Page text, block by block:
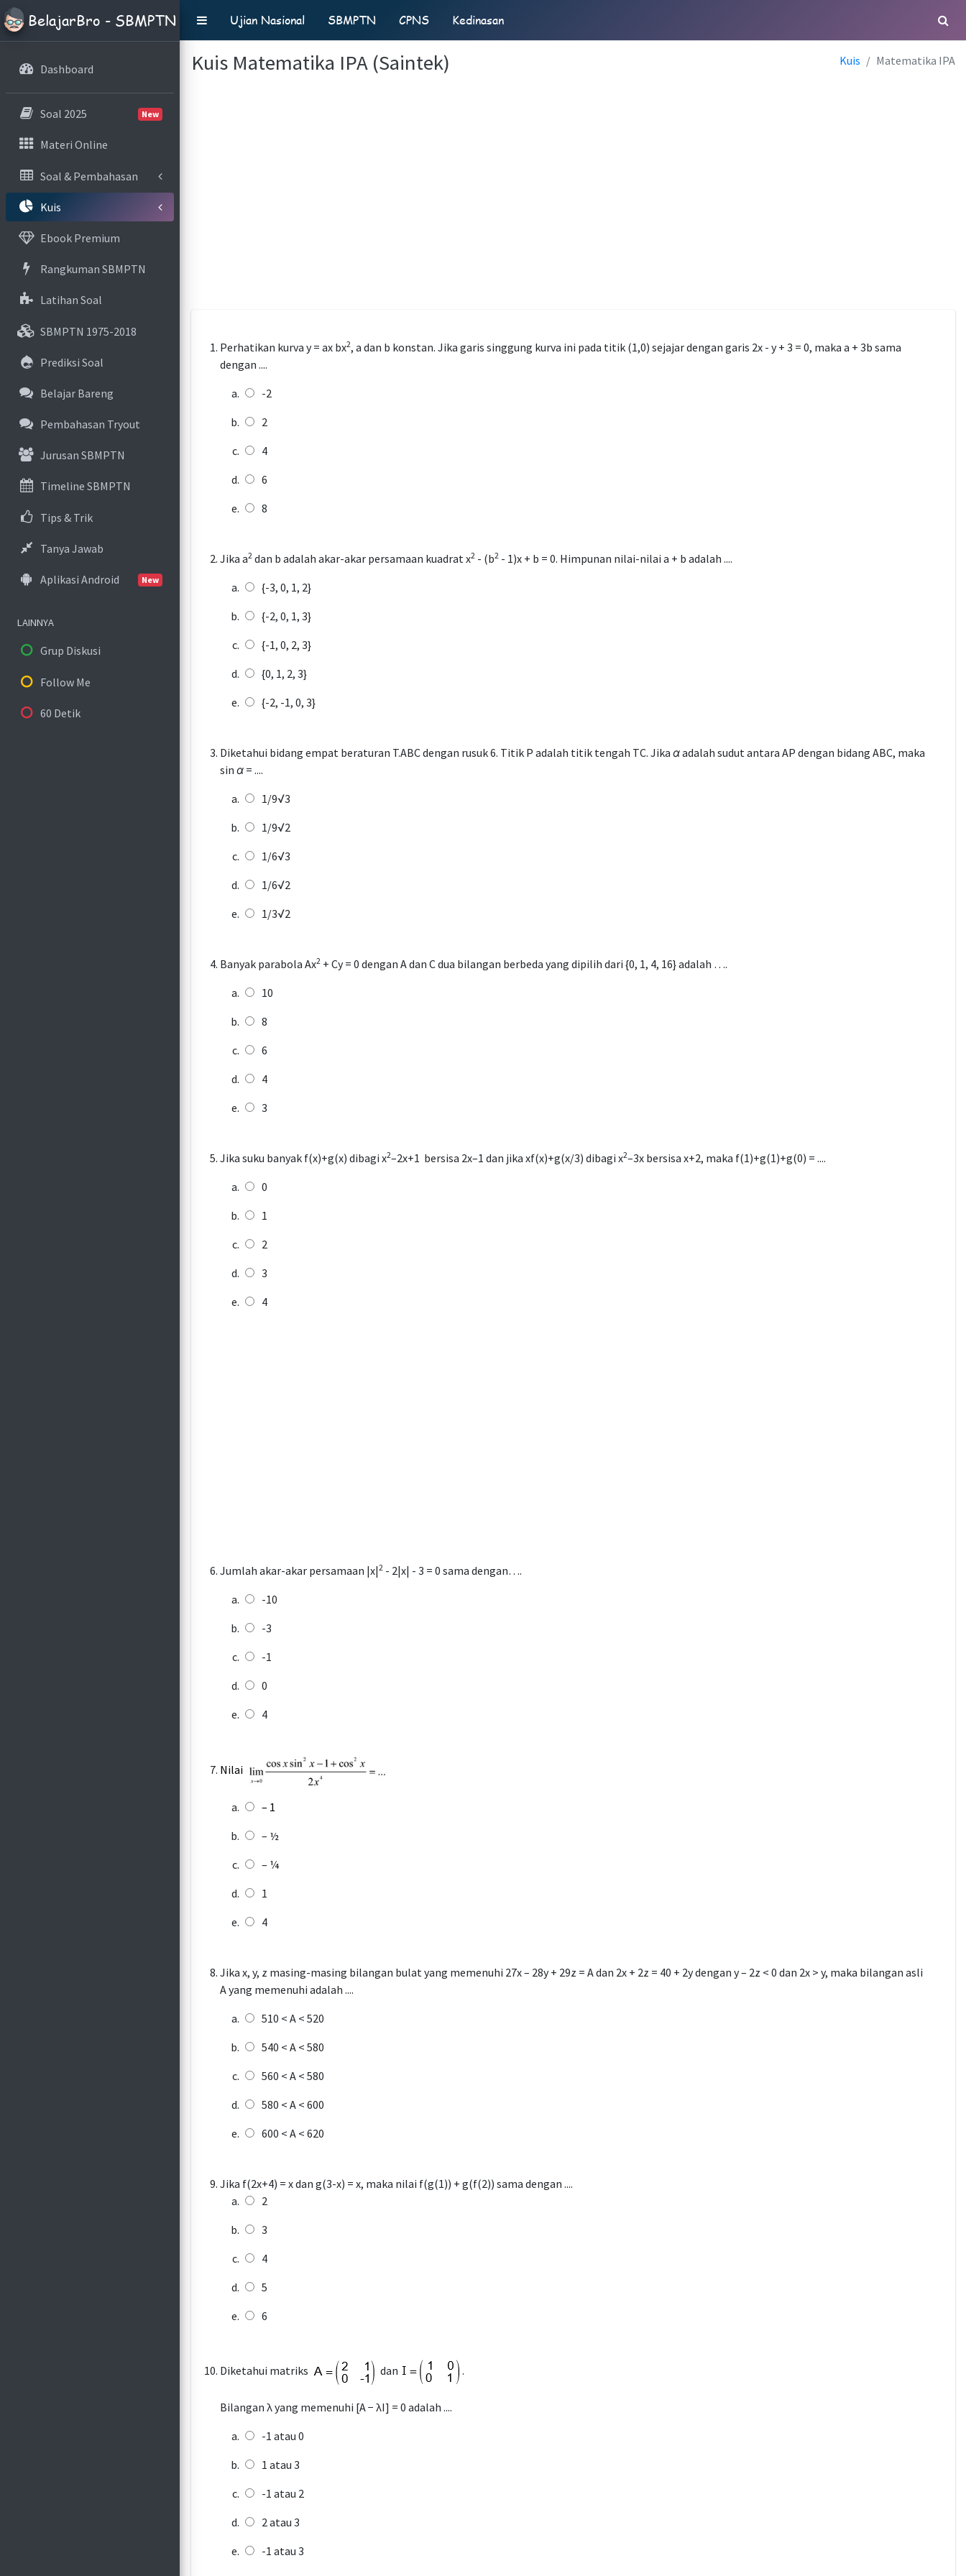
Ujian Nasional SBMPTN CPNS Kedinasan
BelajarBro - SBMPTN
Dashboard
Soal 2025 New
Materi Online
Soal & Pembahasan
Kuis
Ebook Premium
Rangkuman SBMPTN
Latihan Soal
SBMPTN 1975-2018
Prediksi Soal
Belajar Bareng
Pembahasan Tryout
Jurusan SBMPTN
Timeline SBMPTN
Tips & Trik
Tanya Jawab
Aplikasi Android New
LAINNYA
Grup Diskusi
Follow Me
60 Detik
Kuis Matematika IPA (Saintek) Kuis Matematika IPA
Perhatikan kurva y = ax bx2, a dan b konstan. Jika garis singgung kurva ini pada titik (1,0) sejajar dengan garis 2x - y + 3 = 0, maka a + 3b sama
dengan ....
-2
2
4
6
8
Jika a2dan b adalah akar-akar persamaan kuadrat x2- (b2- 1)x + b = 0. Himpunan nilai-nilai a + b adalah ....
{-3, 0, 1, 2}
{-2, 0, 1, 3}
{-1, 0, 2, 3}
{0, 1, 2, 3}
{-2, -1, 0, 3}
Diketahui bidang empat beraturan T.ABC dengan rusuk 6. Titik P adalah titik tengah TC. Jika αadalah sudut antara AP dengan bidang ABC, maka
sin α= ....
1/9√3
1/9√2
1/6√3
1/6√2
1/3√2
Banyak parabola Ax2+ Cy = 0 dengan A dan C dua bilangan berbeda yang dipilih dari {0, 1, 4, 16} adalah ….
10
8
6
4
3
Jika suku banyak f(x)+g(x) dibagi x2–2x+1 bersisa 2x–1 dan jika xf(x)+g(x/3) dibagi x2–3x bersisa x+2, maka f(1)+g(1)+g(0) = ....
0
1
2
3
4
Jumlah akar-akar persamaan |x|2- 2|x| - 3 = 0 sama dengan….
-10
-3
-1
0
4
Nilai
– 1
– ½
– ¼
1
4
Jika x, y, z masing-masing bilangan bulat yang memenuhi 27x – 28y + 29z = A dan 2x + 2z = 40 + 2y dengan y – 2z < 0 dan 2x > y, maka bilangan asli
A yang memenuhi adalah ....
510 < A < 520
540 < A < 580
560 < A < 580
580 < A < 600
600 < A < 620
Jika f(2x+4) = x dan g(3-x) = x, maka nilai f(g(1)) + g(f(2)) sama dengan ....
2
3
4
5
6
Diketahui matriks dan .
Bilangan λ yang memenuhi [A − λΙ] = 0 adalah ....
-1 atau 0
1 atau 3
-1 atau 2
2 atau 3
-1 atau 3